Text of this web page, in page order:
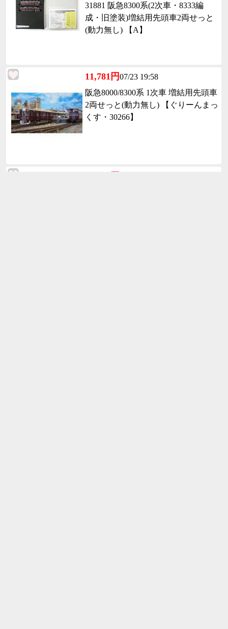
31881 阪急8300系(2次車・8333編
成・旧塗装)増結用先頭車2両せっと
(動力無し) 【A】
11,781円07/23 19:58
阪急8000/8300系 1次車 増結用先頭車
2両せっと(動力無し) 【ぐりーんまっ
くす・30266】